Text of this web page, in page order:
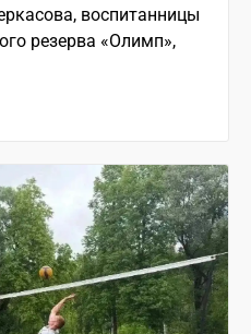
воспитанницы
резерва «Олимп»,